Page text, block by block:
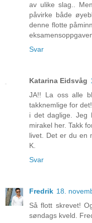
av ulike slag..
påvirke både
denne flotte
Svar
Katarina Eidsvåg
JA!! La oss alle
takknemlige for
i det daglige. Jeg
mirakel her. Takk
livet. Det er du en
K.
Svar
Fredrik 18.
Så flott skrevet!
søndags kveld.